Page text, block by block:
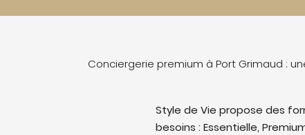
Conciergerie premium à Port Grimaud :
Style de Vie propose des
besoins : Essentielle,